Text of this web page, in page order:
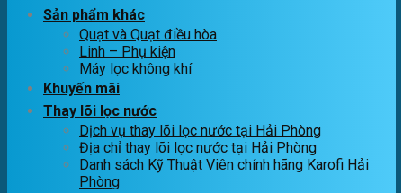
Sản phẩm khác
Quạt và Quạt điều hòa
Linh – Phụ kiện
Máy lọc không khí
Khuyến mãi
Thay lõi lọc nước
Dịch vụ thay lõi lọc nước tại Hải Phòng
Địa chỉ thay lõi lọc nước tại Hải Phòng
Danh sách Kỹ Thuật Viên chính hãng Karofi Hải
Phòng